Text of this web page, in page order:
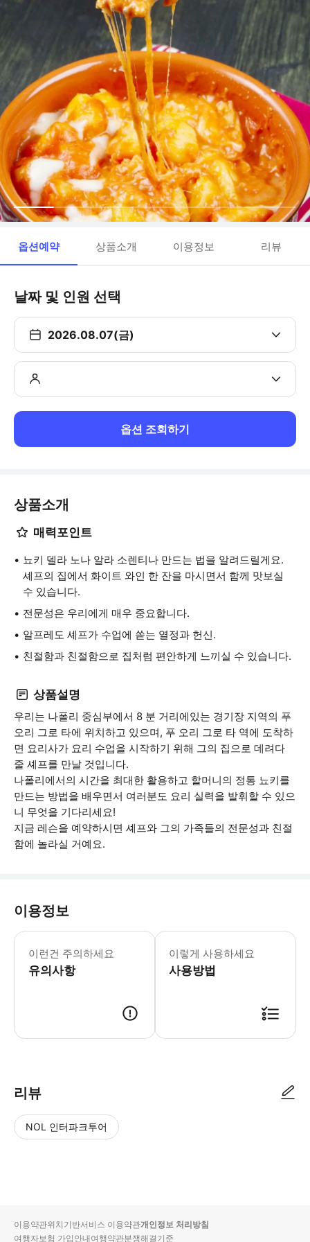
옵션예약 상품소개 이용정보 리뷰
날짜 및 인원 선택
2026.08.07(금)
옵션 조회하기
상품소개
매력포인트
뇨키 델라 노나 알라 소렌티나 만드는 법을 알려드릴게요.
셰프의 집에서 화이트 와인 한 잔을 마시면서 함께 맛보실
수 있습니다.
전문성은 우리에게 매우 중요합니다.
알프레도 셰프가 수업에 쏟는 열정과 헌신.
친절함과 친절함으로 집처럼 편안하게 느끼실 수 있습니다.
상품설명
우리는 나폴리 중심부에서 8 분 거리에있는 경기장 지역의 푸
오리 그로 타에 위치하고 있으며, 푸 오리 그로 타 역에 도착하
면 요리사가 요리 수업을 시작하기 위해 그의 집으로 데려다
줄 셰프를 만날 것입니다.
나폴리에서의 시간을 최대한 활용하고 할머니의 정통 뇨키를
만드는 방법을 배우면서 여러분도 요리 실력을 발휘할 수 있으
니 무엇을 기다리세요!
지금 레슨을 예약하시면 셰프와 그의 가족들의 전문성과 친절
함에 놀라실 거예요.
이용정보
이런건 주의하세요
유의사항
* 소요시간 : 150분 (옵션에 따라 소요
이렇게 사용하세요
사용방법
리뷰
NOL 인터파크투어
입니
순
상
이용약관위치기반서비스 이용약관개인정보 처리방침
여행자보험 가입안내여행약관분쟁해결기준